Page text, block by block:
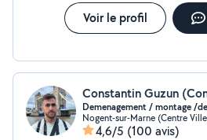
Voir le profil
Constantin Guzun
Demenagement / montage /
Nogent-sur-Marne (Centre
4,6/5 (100 avis)